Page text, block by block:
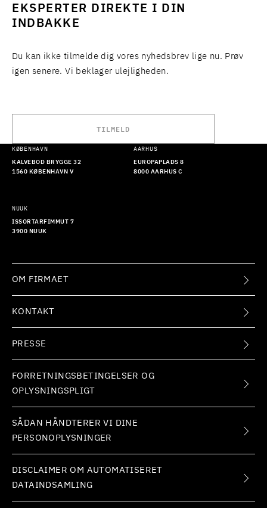
EKSPERTER DIREKTE I DIN
INDBAKKE
Du kan ikke tilmelde dig vores nyhedsbrev lige nu. Prøv
igen senere. Vi beklager ulejligheden.
TILMELD
KØBENHAVN
KALVEBOD BRYGGE 32
1560 KØBENHAVN V
AARHUS
EUROPAPLADS 8
8000 AARHUS C
NUUK
ISSORTARFIMMUT 7
3900 NUUK
OM FIRMAET
KONTAKT
PRESSE
FORRETNINGSBETINGELSER OG
OPLYSNINGSPLIGT
SÅDAN HÅNDTERER VI DINE
PERSONOPLYSNINGER
DISCLAIMER OM AUTOMATISERET
DATAINDSAMLING